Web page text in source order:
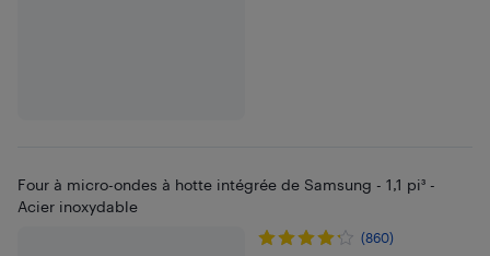
Four à micro-ondes à hotte intégrée de Samsung - 1,1 pi³ -
Acier inoxydable
(860)